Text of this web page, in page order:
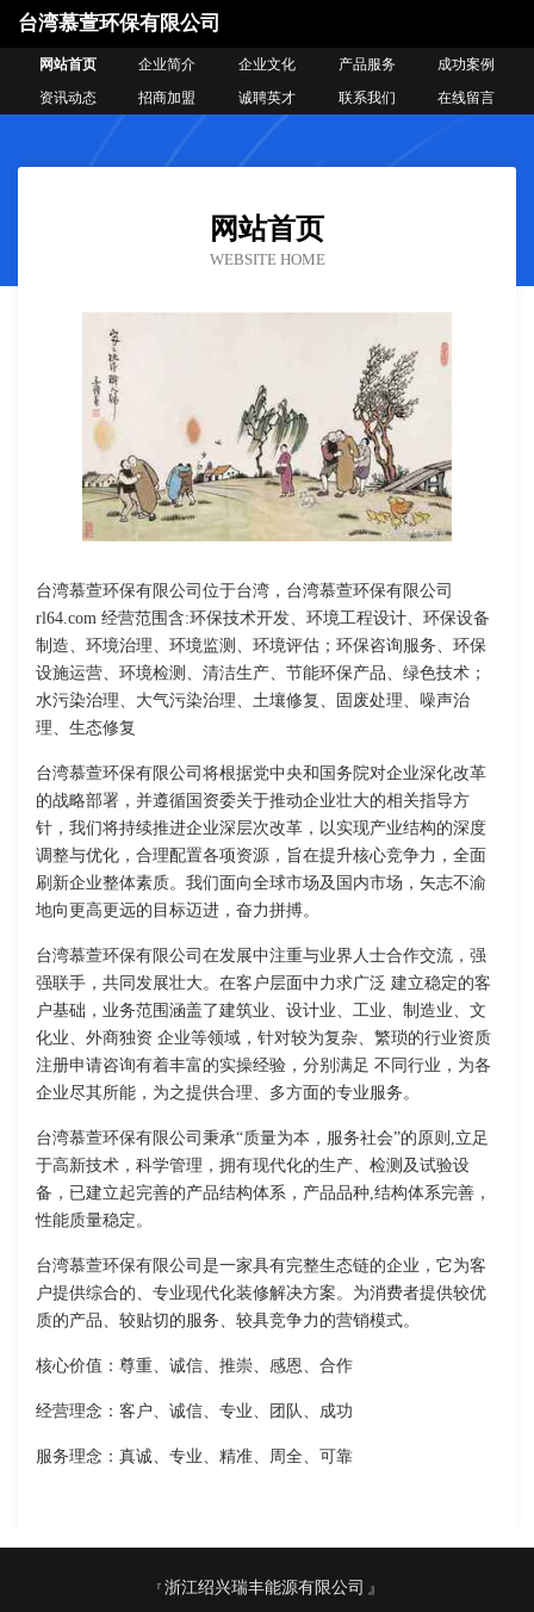
台湾慕萱环保有限公司
网站首页 企业简介 企业文化 产品服务
成功案例
资讯动态
招商加盟 诚聘英才 联系我们 在线留言
网站首页
WEBSITE HOME
台湾慕萱环保有限公司位于台湾，台湾慕萱环保有限公司
rl64.com 经营范围含:环保技术开发、环境工程设计、环保设备
制造、环境治理、环境监测、环境评估；环保咨询服务、环保
设施运营、环境检测、清洁生产、节能环保产品、绿色技术；
水污染治理、大气污染治理、土壤修复、固废处理、噪声治
理、生态修复
台湾慕萱环保有限公司将根据党中央和国务院对企业深化改革
的战略部署，并遵循国资委关于推动企业壮大的相关指导方
针，我们将持续推进企业深层次改革，以实现产业结构的深度
调整与优化，合理配置各项资源，旨在提升核心竞争力，全面
刷新企业整体素质。我们面向全球市场及国内市场，矢志不渝
地向更高更远的目标迈进，奋力拼搏。
台湾慕萱环保有限公司在发展中注重与业界人士合作交流，强
强联手，共同发展壮大。在客户层面中力求广泛 建立稳定的客
户基础，业务范围涵盖了建筑业、设计业、工业、制造业、文
化业、外商独资 企业等领域，针对较为复杂、繁琐的行业资质
注册申请咨询有着丰富的实操经验，分别满足 不同行业，为各
企业尽其所能，为之提供合理、多方面的专业服务。
台湾慕萱环保有限公司秉承“质量为本，服务社会”的原则,立足
于高新技术，科学管理，拥有现代化的生产、检测及试验设
备，已建立起完善的产品结构体系，产品品种,结构体系完善，
性能质量稳定。
台湾慕萱环保有限公司是一家具有完整生态链的企业，它为客
户提供综合的、专业现代化装修解决方案。为消费者提供较优
质的产品、较贴切的服务、较具竞争力的营销模式。
核心价值：尊重、诚信、推崇、感恩、合作
经营理念：客户、诚信、专业、团队、成功
服务理念：真诚、专业、精准、周全、可靠
浙江绍兴瑞丰能源有限公司